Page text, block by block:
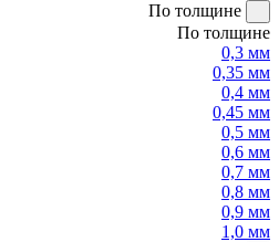
По толщине
По толщине
0,3 мм
0,35 мм
0,4 мм
0,45 мм
0,5 мм
0,6 мм
0,7 мм
0,8 мм
0,9 мм
1,0 мм